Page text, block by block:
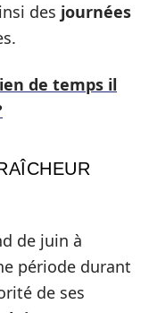
des journées
de temps il
de juin à
période durant
de ses